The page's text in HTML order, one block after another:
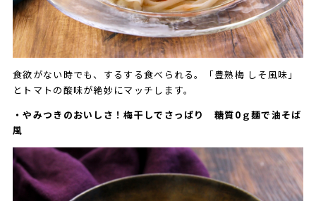
食欲がない時でも、するする食べられる。「豊熟梅 しそ風味」
とトマトの酸味が絶妙にマッチします。
・やみつきのおいしさ！梅干しでさっぱり 糖質0ｇ麵で油そば
風